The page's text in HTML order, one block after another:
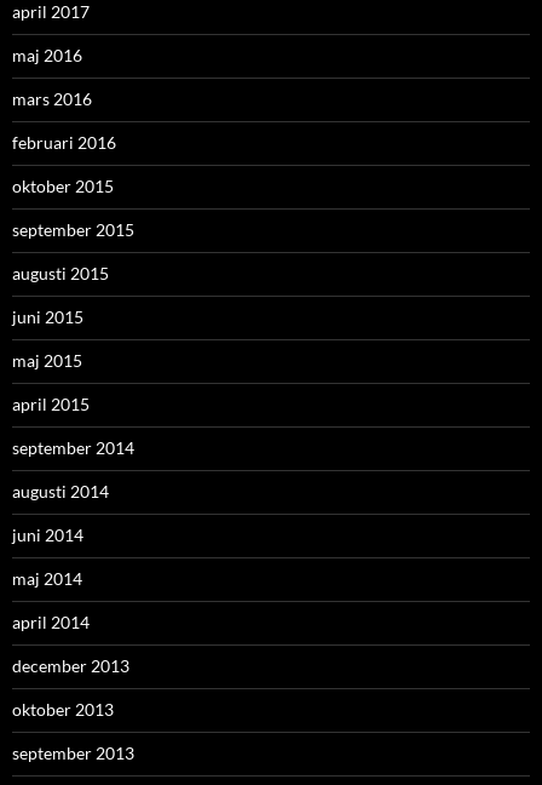
april 2017
maj 2016
mars 2016
februari 2016
oktober 2015
september 2015
augusti 2015
juni 2015
maj 2015
april 2015
september 2014
augusti 2014
juni 2014
maj 2014
april 2014
december 2013
oktober 2013
september 2013